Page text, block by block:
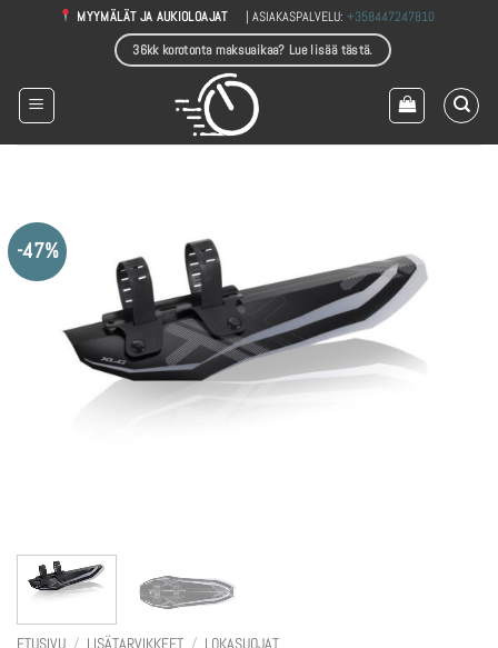
MYYMÄLÄT JA AUKIOLOAJAT | ASIAKASPALVELU:+358447247810
36kk korotonta maksuaikaa? Lue lisää tästä.
-47%
ETUSIVU / LISÄTARVIKKEET / LOKASUOJAT